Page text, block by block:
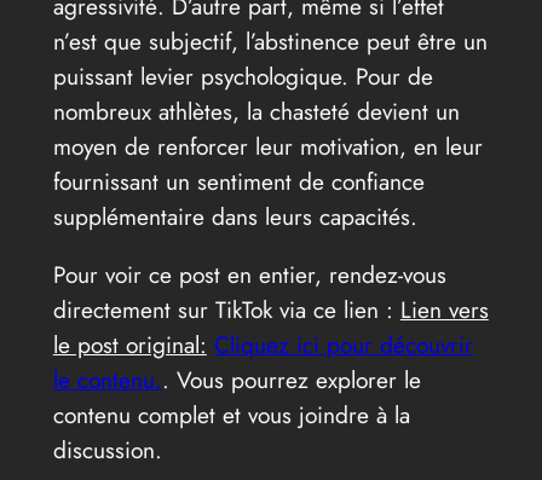
n’est que subjectif, l’abstinence peut être un
puissant levier psychologique. Pour de
nombreux athlètes, la chasteté devient un
moyen de renforcer leur motivation, en leur
fournissant un sentiment de confiance
supplémentaire dans leurs capacités.
Pour voir ce post en entier, rendez-vous
directement sur TikTok via ce lien : Lien vers
le post original: Cliquez ici pour découvrir
le contenu.. Vous pourrez explorer le
contenu complet et vous joindre à la
discussion.